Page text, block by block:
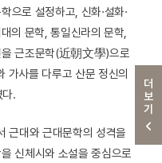
더보기
으로 설정하고, 신화·설화·
의 문학, 통일신라의 문학,
을 근조문학(近朝文學)으로
가사를 다루고 산문 정신의
다.
근대와 근대문학의 성격을
신체시와 소설을 중심으로